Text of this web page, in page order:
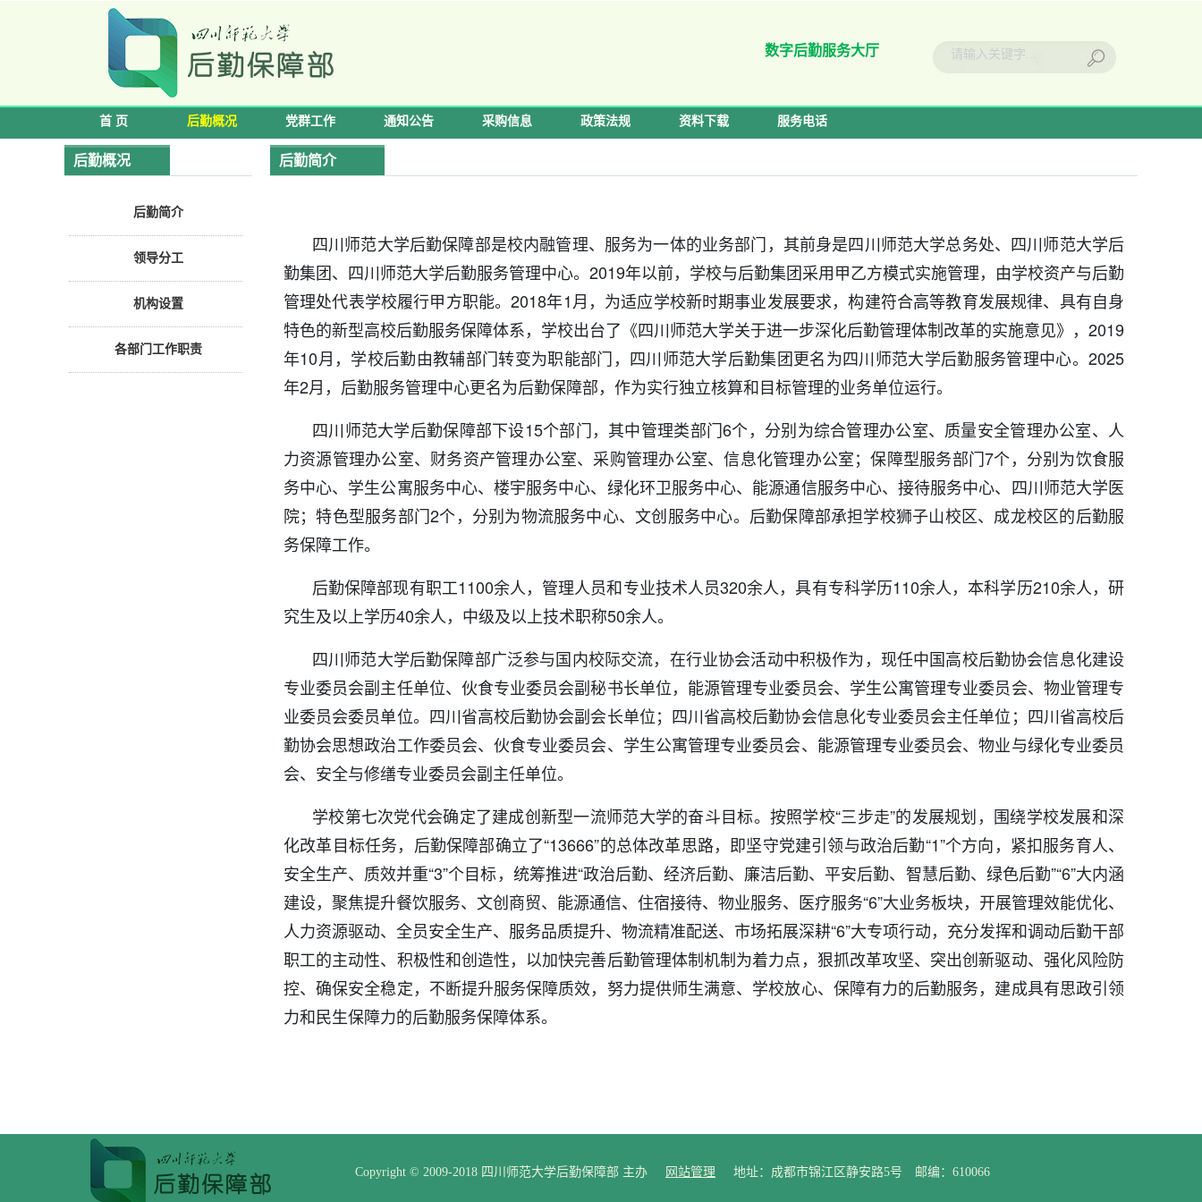
首 页 后勤概况 党群工作 通知公告 采购信息 政策法规 资料下载 服务电话
数字后勤服务大厅
后勤概况
后勤简介
领导分工
机构设置
各部门工作职责
后勤简介
四川师范大学后勤保障部是校内融管理、服务为一体的业务部门，其前身是四川师范大学总务处、四川师范大学后
勤集团、四川师范大学后勤服务管理中心。2019年以前，学校与后勤集团采用甲乙方模式实施管理，由学校资产与后勤
管理处代表学校履行甲方职能。2018年1月，为适应学校新时期事业发展要求，构建符合高等教育发展规律、具有自身
特色的新型高校后勤服务保障体系，学校出台了《四川师范大学关于进一步深化后勤管理体制改革的实施意见》，2019
年10月，学校后勤由教辅部门转变为职能部门，四川师范大学后勤集团更名为四川师范大学后勤服务管理中心。2025
年2月，后勤服务管理中心更名为后勤保障部，作为实行独立核算和目标管理的业务单位运行。
四川师范大学后勤保障部下设15个部门，其中管理类部门6个，分别为综合管理办公室、质量安全管理办公室、人
力资源管理办公室、财务资产管理办公室、采购管理办公室、信息化管理办公室；保障型服务部门7个，分别为饮食服
务中心、学生公寓服务中心、楼宇服务中心、绿化环卫服务中心、能源通信服务中心、接待服务中心、四川师范大学医
院；特色型服务部门2个，分别为物流服务中心、文创服务中心。后勤保障部承担学校狮子山校区、成龙校区的后勤服
务保障工作。
后勤保障部现有职工1100余人，管理人员和专业技术人员320余人，具有专科学历110余人，本科学历210余人，研
究生及以上学历40余人，中级及以上技术职称50余人。
四川师范大学后勤保障部广泛参与国内校际交流，在行业协会活动中积极作为，现任中国高校后勤协会信息化建设
专业委员会副主任单位、伙食专业委员会副秘书长单位，能源管理专业委员会、学生公寓管理专业委员会、物业管理专
业委员会委员单位。四川省高校后勤协会副会长单位；四川省高校后勤协会信息化专业委员会主任单位；四川省高校后
勤协会思想政治工作委员会、伙食专业委员会、学生公寓管理专业委员会、能源管理专业委员会、物业与绿化专业委员
会、安全与修缮专业委员会副主任单位。
学校第七次党代会确定了建成创新型一流师范大学的奋斗目标。按照学校“三步走”的发展规划，围绕学校发展和深
化改革目标任务，后勤保障部确立了“13666”的总体改革思路，即坚守党建引领与政治后勤“1”个方向，紧扣服务育人、
安全生产、质效并重“3”个目标，统筹推进“政治后勤、经济后勤、廉洁后勤、平安后勤、智慧后勤、绿色后勤”“6”大内涵
建设，聚焦提升餐饮服务、文创商贸、能源通信、住宿接待、物业服务、医疗服务“6”大业务板块，开展管理效能优化、
人力资源驱动、全员安全生产、服务品质提升、物流精准配送、市场拓展深耕“6”大专项行动，充分发挥和调动后勤干部
职工的主动性、积极性和创造性，以加快完善后勤管理体制机制为着力点，狠抓改革攻坚、突出创新驱动、强化风险防
控、确保安全稳定，不断提升服务保障质效，努力提供师生满意、学校放心、保障有力的后勤服务，建成具有思政引领
力和民生保障力的后勤服务保障体系。
Copyright © 2009-2018 四川师范大学后勤保障部 主办 网站管理 地址：成都市锦江区静安路5号 邮编：610066